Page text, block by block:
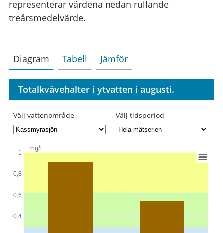
representerar värdena nedan rullande
treårsmedelvärde.
Diagram Tabell Jämför
Totalkvävehalter i ytvatten i augusti.
Välj vattenområde Välj tidsperiod
mg/l
0,4
0,6
0,8
1